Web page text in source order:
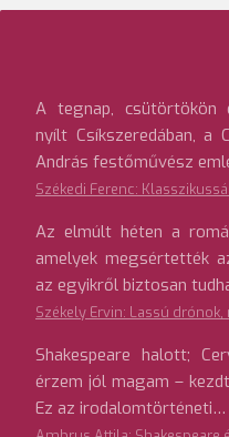
A tegnap, csütörtökön
nyílt Csíkszeredában, a
András festőművész
Székedi Ferenc:
Az elmúlt héten a
amelyek megsértették
az egyikről biztosan
Székely Ervin: Lassú
Shakespeare halott;
érzem jól magam –
Ez az irodalomtörténeti…